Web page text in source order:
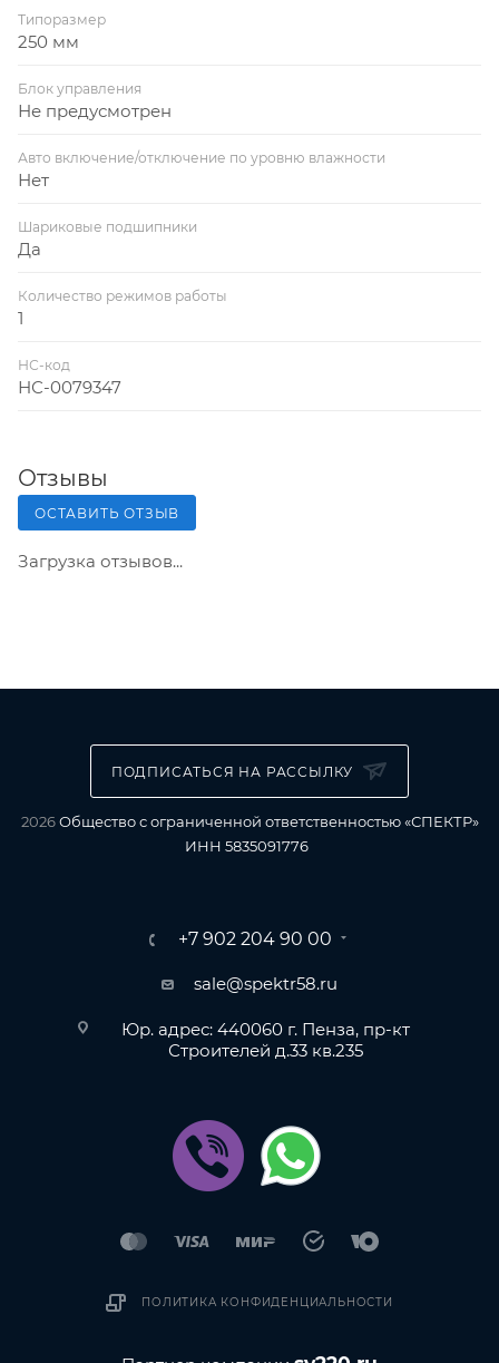
Типоразмер
250 мм
Блок управления
Не предусмотрен
Авто включение/отключение по уровню влажности
Нет
Шариковые подшипники
Да
Количество режимов работы
1
НС-код
НС-0079347
Отзывы
ОСТАВИТЬ ОТЗЫВ
Загрузка отзывов...
ПОДПИСАТЬСЯ НА РАССЫЛКУ
2026Общество с ограниченной ответственностью «СПЕКТР»
ИНН 5835091776
+7 902 204 90 00
sale@spektr58.ru
Юр. адрес: 440060 г. Пенза, пр-кт
Строителей д.33 кв.235
ПОЛИТИКА КОНФИДЕНЦИАЛЬНОСТИ